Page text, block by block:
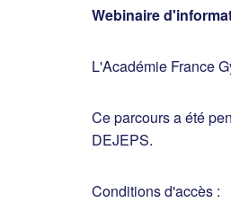
Webinaire
L'Académie France
Ce parcours a été
DEJEPS.
Conditions d'accès :